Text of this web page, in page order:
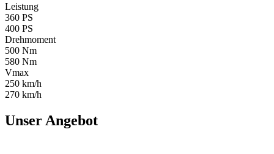
Leistung
360 PS
400 PS
Drehmoment
500 Nm
580 Nm
Vmax
250 km/h
270 km/h
Unser Angebot